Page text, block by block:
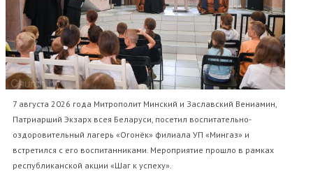
7 августа 2026 года Митрополит Минский и Заславский Вениамин,
Патриарший Экзарх всея Беларуси, посетил воспитательно-
оздоровительный лагерь «Огонёк» филиала УП «Мингаз» и
встретился с его воспитанниками. Мероприятие прошло в рамках
республиканской акции «Шаг к успеху».